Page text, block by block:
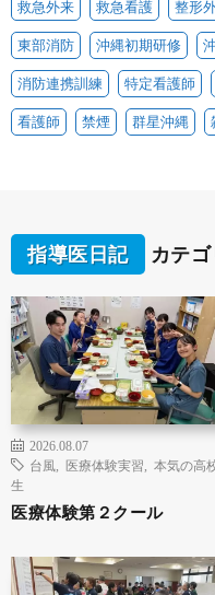
救急外来 救急看護 整形
東部消防 沖縄初期研修
消防連携訓練 特定看護師
看護師 禁煙 群星沖縄
指導医日記 カテ
2026.08.07
台風
医療体験実習
本気の高
生
医療体験第２クール